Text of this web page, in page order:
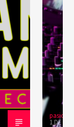
1 DE